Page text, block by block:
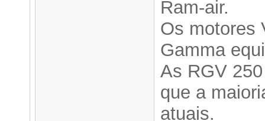
Ram-air.
Os motores
Gamma
As RGV
que a
atuais.